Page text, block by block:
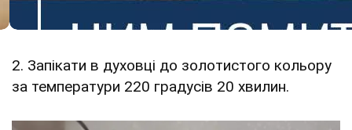
2. Запікати в духовці до золотистого кольору
за температури 220 градусів 20 хвилин.